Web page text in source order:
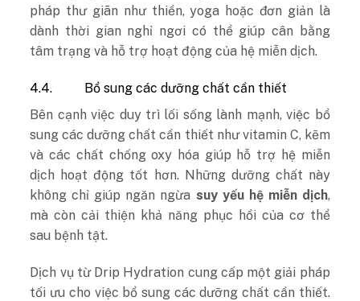
pháp thư giãn như thiền, yoga hoặc đơn giản là
dành thời gian nghỉ ngơi có thể giúp cân bằng
tâm trạng và hỗ trợ hoạt động của hệ miễn dịch.
4.4.
Bổ sung các dưỡng chất cần thiết
Bên cạnh việc duy trì lối sống lành mạnh, việc bổ
sung các dưỡng chất cần thiết như vitamin C, kẽm
và các chất chống oxy hóa giúp hỗ trợ hệ miễn
dịch hoạt động tốt hơn. Những dưỡng chất này
không chỉ giúp ngăn ngừa suy yếu hệ miễn dịch,
mà còn cải thiện khả năng phục hồi của cơ thể
sau bệnh tật.
Dịch vụ từ Drip Hydration cung cấp một giải pháp
tối ưu cho việc bổ sung các dưỡng chất cần thiết.